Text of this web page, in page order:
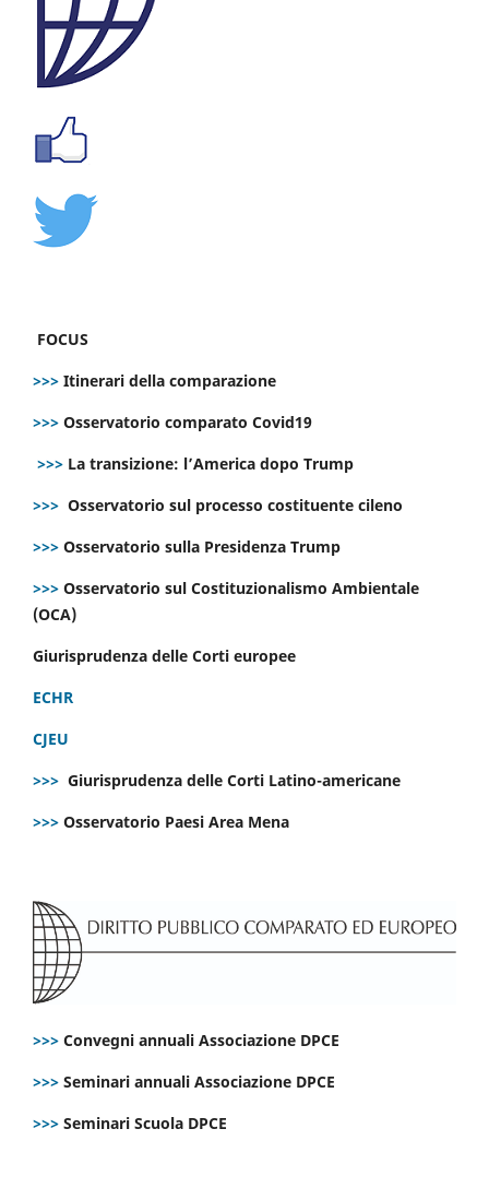
FOCUS
>>> Itinerari della comparazione
>>> Osservatorio comparato Covid19
>>> La transizione: l’America dopo Trump
>>> Osservatorio sul processo costituente cileno
>>> Osservatorio sulla Presidenza Trump
>>> Osservatorio sul Costituzionalismo Ambientale
(OCA)
Giurisprudenza delle Corti europee
ECHR
CJEU
>>> Giurisprudenza delle Corti Latino-americane
>>> Osservatorio Paesi Area Mena
>>> Convegni annuali Associazione DPCE
>>> Seminari annuali Associazione DPCE
>>> Seminari Scuola DPCE